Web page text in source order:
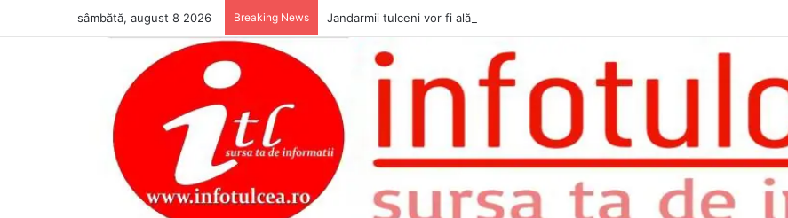
sâmbătă, august 8 2026 Breaking News Jandarmii tulceni vor fi alături de cetățenii care vor lua parte la Festivalul Folk Țestos